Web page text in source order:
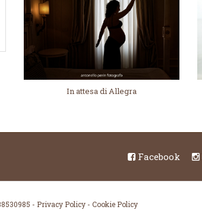
In attesa di Allegra
Facebook
- Privacy Policy - Cookie Policy